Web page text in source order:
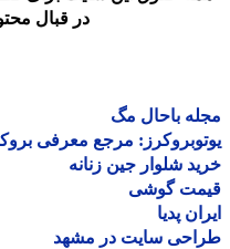
در قبال
باحال مگ
مرجع معرفی بروکرها
شلوار جین زنانه
گوشی
پدیا
سایت در مشهد